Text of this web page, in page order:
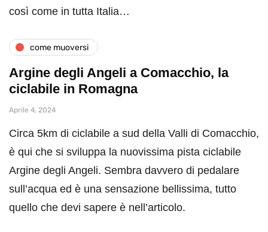
così come in tutta Italia…
come muoversi
Argine degli Angeli a Comacchio, la
ciclabile in Romagna
Aprile 4, 2024
Circa 5km di ciclabile a sud della Valli di Comacchio,
è qui che si sviluppa la nuovissima pista ciclabile
Argine degli Angeli. Sembra davvero di pedalare
sull’acqua ed è una sensazione bellissima, tutto
quello che devi sapere è nell’articolo.